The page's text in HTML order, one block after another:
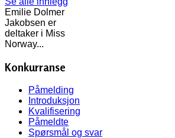
Emilie Dolmer
Jakobsen er
deltaker i Miss
Norway...
Konkurranse
Påmelding
Introduksjon
Kvalifisering
Påmeldte
Spørsmål og svar